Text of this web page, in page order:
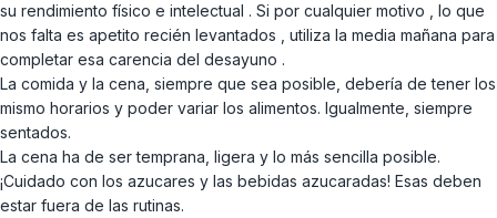
su rendimiento físico e intelectual . Si por cualquier motivo , lo que
nos falta es apetito recién levantados , utiliza la media mañana para
completar esa carencia del desayuno .
La comida y la cena, siempre que sea posible, debería de tener los
mismo horarios y poder variar los alimentos. Igualmente, siempre
sentados.
La cena ha de ser temprana, ligera y lo más sencilla posible.
¡Cuidado con los azucares y las bebidas azucaradas! Esas deben
estar fuera de las rutinas.